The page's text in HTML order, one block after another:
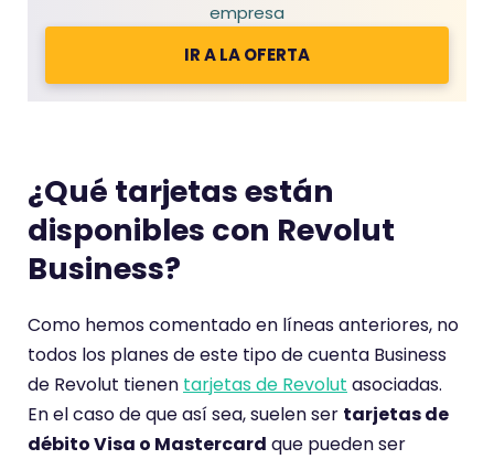
empresa
IR A LA OFERTA
¿Qué tarjetas están
disponibles con Revolut
Business?
Como hemos comentado en líneas anteriores, no
todos los planes de este tipo de cuenta Business
de Revolut tienen tarjetas de Revolut asociadas.
En el caso de que así sea, suelen ser tarjetas de
débito Visa o Mastercard que pueden ser